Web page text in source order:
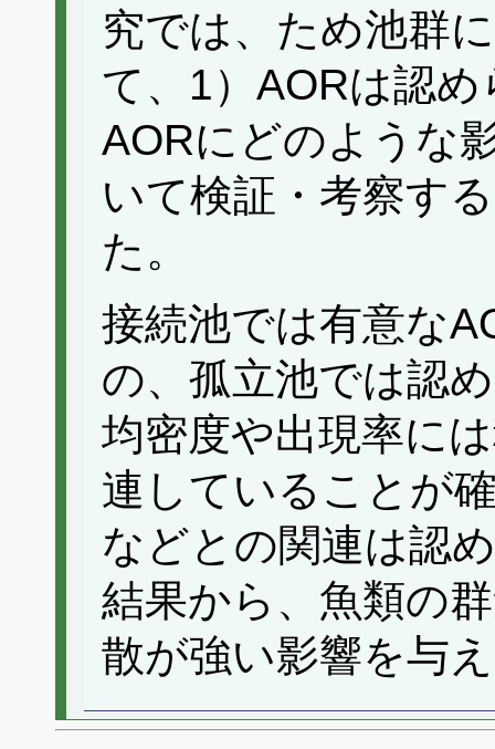
究では、ため池群
て、1）AORは認
AORにどのような
いて検証・考察す
た。
接続池では有意な
の、孤立池では認
均密度や出現率に
連していることが
などとの関連は認
結果から、魚類の
散が強い影響を与